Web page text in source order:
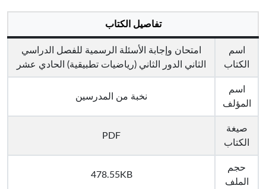
تفاصيل الكتاب
اسم
الكتاب
امتحان وإجابة الأسئلة الرسمية للفصل الدراسي
الثاني الدور الثاني (رياضيات تطبيقية) الحادي عشر
اسم
المؤلف
نخبة من المدرسين
صيغة
الكتاب
PDF
حجم
الملف
478.55KB